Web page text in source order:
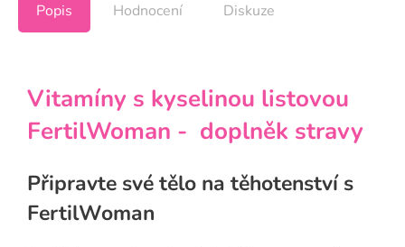
Popis Hodnocení Diskuze
Vitamíny s kyselinou listovou
FertilWoman - doplněk stravy
Připravte své tělo na těhotenství s
FertilWoman